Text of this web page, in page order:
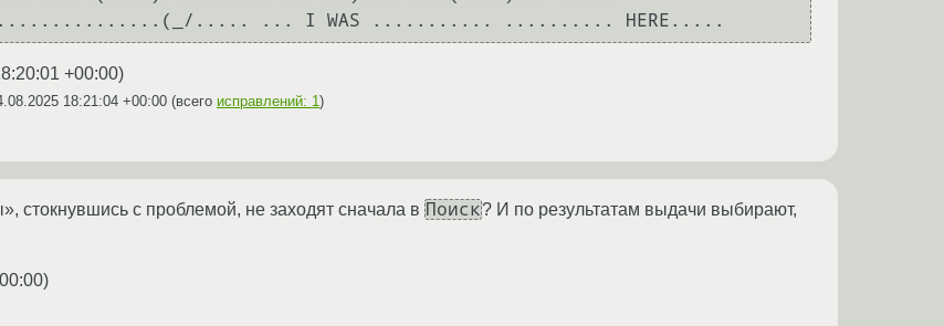
+00:00)
18:21:04 +00:00 (всего исправлений: 1)
стокнувшись с проблемой, не заходят сначала в Поиск? И по результатам выдачи выбирают,
)